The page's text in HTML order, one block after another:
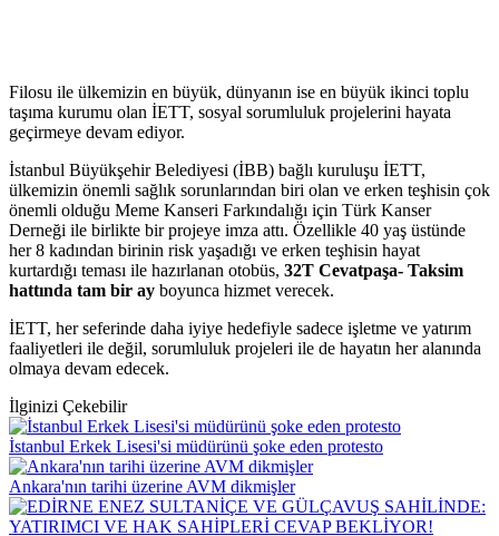
Filosu ile ülkemizin en büyük, dünyanın ise en büyük ikinci toplu
taşıma kurumu olan İETT, sosyal sorumluluk projelerini hayata
geçirmeye devam ediyor.
İstanbul Büyükşehir Belediyesi (İBB) bağlı kuruluşu İETT,
ülkemizin önemli sağlık sorunlarından biri olan ve erken teşhisin çok
önemli olduğu Meme Kanseri Farkındalığı için Türk Kanser
Derneği ile birlikte bir projeye imza attı. Özellikle 40 yaş üstünde
her 8 kadından birinin risk yaşadığı ve erken teşhisin hayat
kurtardığı teması ile hazırlanan otobüs, 32T Cevatpaşa- Taksim
hattında tam bir ay boyunca hizmet verecek.
İETT, her seferinde daha iyiye hedefiyle sadece işletme ve yatırım
faaliyetleri ile değil, sorumluluk projeleri ile de hayatın her alanında
olmaya devam edecek.
İlginizi Çekebilir
İstanbul Erkek Lisesi'si müdürünü şoke eden protesto
Ankara'nın tarihi üzerine AVM dikmişler